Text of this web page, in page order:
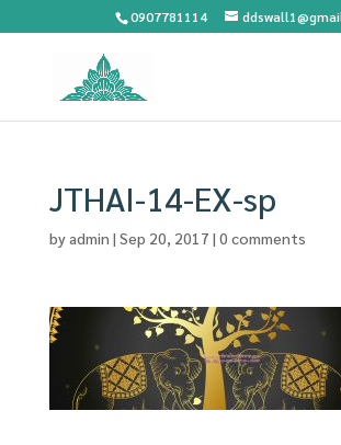
0907781114
JTHAI-14-EX-sp
byadmin | Sep 20, 2017 | 0 comments